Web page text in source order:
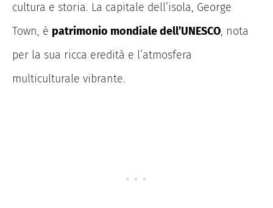
cultura e storia. La capitale dell’isola, George
Town, è patrimonio mondiale dell’UNESCO, nota
per la sua ricca eredità e l’atmosfera
multiculturale vibrante.